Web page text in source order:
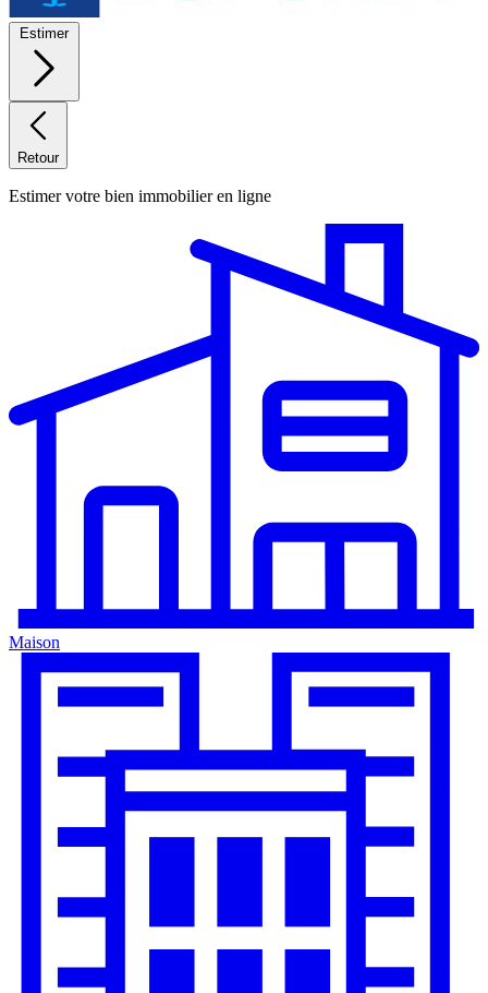
Estimer
Retour
Estimer votre bien immobilier en ligne
Maison